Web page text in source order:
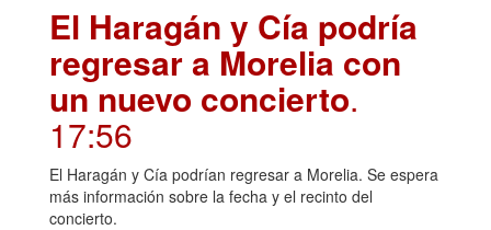
El Haragán y Cía podría
regresar a Morelia con
un nuevo concierto.
17:56
El Haragán y Cía podrían regresar a Morelia. Se espera
más información sobre la fecha y el recinto del
concierto.